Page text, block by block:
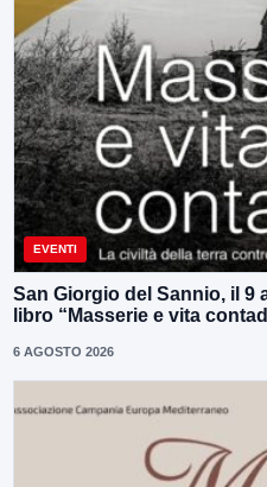
EVENTI
San Giorgio del Sannio, il 9
libro “Masserie e vita
6 AGOSTO 2026